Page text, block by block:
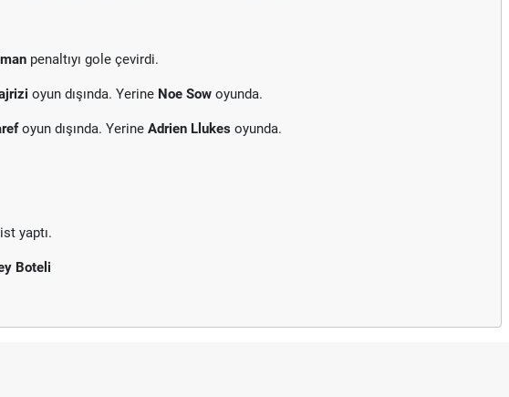
penaltıyı gole çevirdi.
oyun dışında. Yerine Noe Sow oyunda.
oyun dışında. Yerine Adrien Llukes oyunda.
yaptı.
Boteli